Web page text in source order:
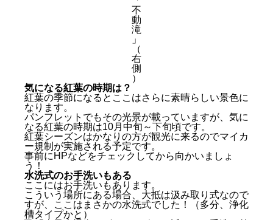
不
動
滝
」
（
右
側
）
気になる紅葉の時期は？
紅葉の季節になるとここはさらに素晴らしい景色に
なります。
パンフレットでもその光景が載っていますが、気に
なる紅葉の時期は10月中旬～下旬頃です。
紅葉シーズンはかなりの方が観光に来るのでマイカ
ー規制が実施される予定です。
事前にHPなどをチェックしてから向かいましょ
う！
水洗式のお手洗いもある
ここにはお手洗いもあります。
こういう場所にある場合、大抵は汲み取り式なので
すが、ここはまさかの水洗式でした！（多分、浄化
槽タイプかと）